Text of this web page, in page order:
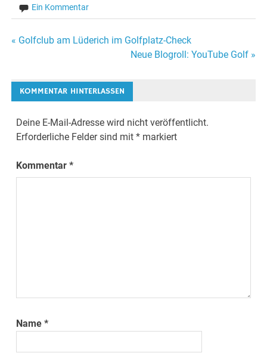
Ein Kommentar
Beitragsnavigation
« Golfclub am Lüderich im Golfplatz-Check
Neue Blogroll: YouTube Golf »
KOMMENTAR HINTERLASSEN
Deine E-Mail-Adresse wird nicht veröffentlicht.
Erforderliche Felder sind mit* markiert
Kommentar*
Name*